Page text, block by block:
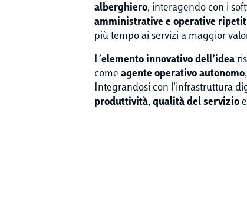
alberghiero, interagendo con i
amministrative e operative
più tempo ai servizi a maggior
L’elemento innovativo dell’idea
come agente operativo autonomo
Integrandosi con l’infrastruttura
produttività, qualità del servizio e